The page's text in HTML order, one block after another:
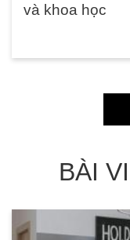
và khoa học
BÀI